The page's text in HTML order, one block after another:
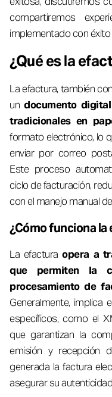
compartiremos
implementado con
¿Qué es la
La efactura, también
undocumento
tradicionales en
formato electrónico, lo
enviar por correo
Este proceso
ciclo de facturación,
con el manejo manual
¿Cómo funciona
La efacturaopera a
que permiten la
procesamiento de
Generalmente,
específicos, como el
que garantizan la
emisión y recepción
generada la factura
asegurar su